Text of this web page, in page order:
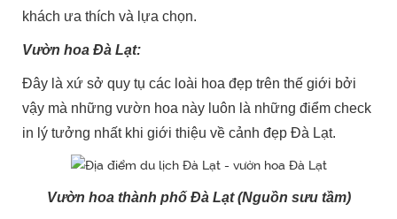
khách ưa thích và lựa chọn.
Vườn hoa Đà Lạt:
Đây là xứ sở quy tụ các loài hoa đẹp trên thế giới bởi
vậy mà những vườn hoa này luôn là những điểm check
in lý tưởng nhất khi giới thiệu về cảnh đẹp Đà Lạt.
Vườn hoa thành phố Đà Lạt (Nguồn sưu tầm)